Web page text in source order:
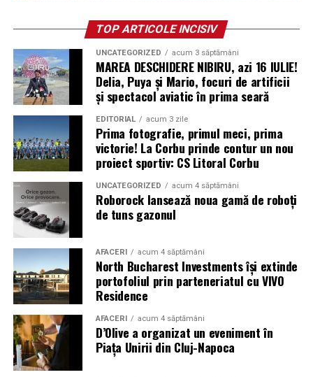
funcționând timp de cinci luni și reușind să transmită
date până în ziua de 2 noiembrie 2008. Proiectul a fost
declarat oficial încheiat pe 10 noiembrie 2008, întrucât
scăderea duratei de expunere la soare și creșterea
frecvenței furtunilor de praf în locul în care se află
sonda nu i-au mai permis acesteia să-și încarce bateriile
solare
* Cu 6 ani în urmă (2020) a avut loc o explozie în zona
portuară a orașului Beirut, capitala Libanului. Aceasta a
fost urmată de un incendiu, câteva alte mici explozii și,
în final, de o detonație masivă, care a fost urmată de un
suflu violent. Potrivit premierului libanez, Hasan Diab,
au explodat 2.750 de tone de nitrat de amoniu
confiscate. Materialul fusese pus la păstrare într-un
depozit timp de șase ani, fără a se lua măsuri de
precauție. În urma exploziei, cel puțin 204 persoane și-
au pierdut viața, peste 6.500 au fost rănite și multe
altele au fost date dispărute. Peste 300.000 de oameni
au rămas fără locuințe în urma exploziilor devastatoare.
Autoritățile din Liban au decretat trei zile de doliu
național
TOP ARTICOLE INCISIV
UNCATEGORIZED acum 3 săptămâni
MAREA DESCHIDERE NIBIRU, azi 16 IULIE!
Delia, Puya și Mario, focuri de artificii
și spectacol aviatic în prima seară
EDITORIAL acum 3 zile
Prima fotografie, primul meci, prima
victorie! La Corbu prinde contur un nou
proiect sportiv: CS Litoral Corbu
UNCATEGORIZED acum 4 săptămâni
Roborock lansează noua gamă de roboți
de tuns gazonul
AFACERI acum 4 săptămâni
North Bucharest Investments își extinde
portofoliul prin parteneriatul cu VIVO
Residence
AFACERI acum 4 săptămâni
D’Olive a organizat un eveniment în
Piața Unirii din Cluj-Napoca